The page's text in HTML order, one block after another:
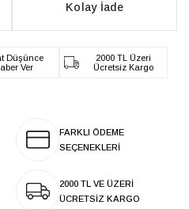
Kolay İade
Düşünce
Ver
2000 TL Üzeri
Ücretsiz Kargo
FARKLI ÖDEME
SEÇENEKLERİ
2000 TL VE ÜZERİ
ÜCRETSİZ KARGO